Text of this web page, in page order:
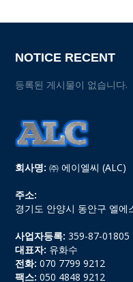
회사명: ㈜ 에이엘씨 (ALC)
주소:
경기도 안양시 동안구 엘
사업자등록: 359-87-01805
대표자: 유화수
전화: 070 7799 9212
팩스: 050 4848 9212
NOTICE RECENT
등록된 게시물이 없습니다.